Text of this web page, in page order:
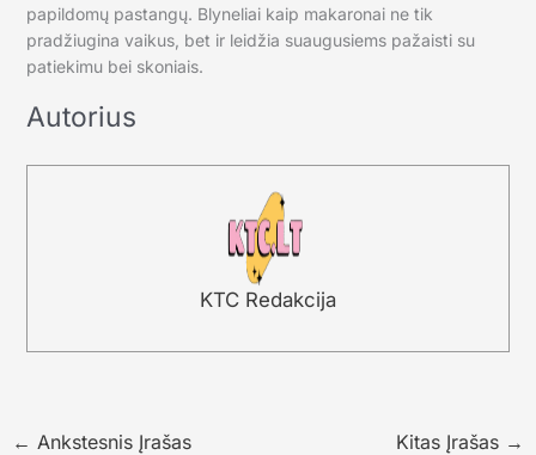
papildomų pastangų. Blyneliai kaip makaronai ne tik
pradžiugina vaikus, bet ir leidžia suaugusiems pažaisti su
patiekimu bei skoniais.
Autorius
KTC Redakcija
← Ankstesnis Įrašas Kitas Įrašas →